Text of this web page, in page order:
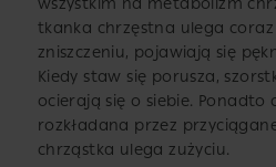
tkanka chrzęstna ulega coraz
zniszczeniu, pojawiają się
Kiedy staw się porusza,
ocierają się o siebie. Ponadto
rozkładana przez
chrząstka ulega zużyciu.